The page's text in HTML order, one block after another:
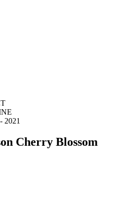
Cherry Blossom